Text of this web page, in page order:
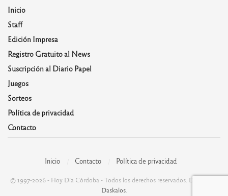
Inicio
Staff
Edición Impresa
Registro Gratuito al News
Suscripción al Diario Papel
Juegos
Sorteos
Política de privacidad
Contacto
Inicio Contacto Política de privacidad
© 1997-2026 - Hoy Día Córdoba - Todos los derechos reservados. Desarrolla:
Daskalos.